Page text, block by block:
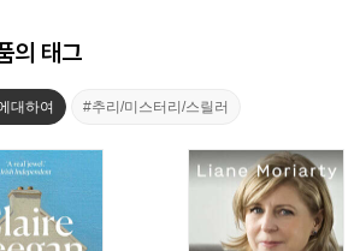
의 태그
대하여 #추리/미스터리/스릴러